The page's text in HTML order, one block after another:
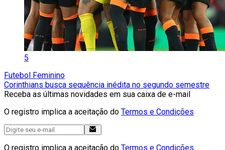
5
Futebol Feminino
Corinthians busca sequência inédita no segundo semestre
Receba as últimas novidades em sua caixa de e-mail
O registro implica a aceitação do Termos e Condições
O registro implica a aceitação do Termos e Condições